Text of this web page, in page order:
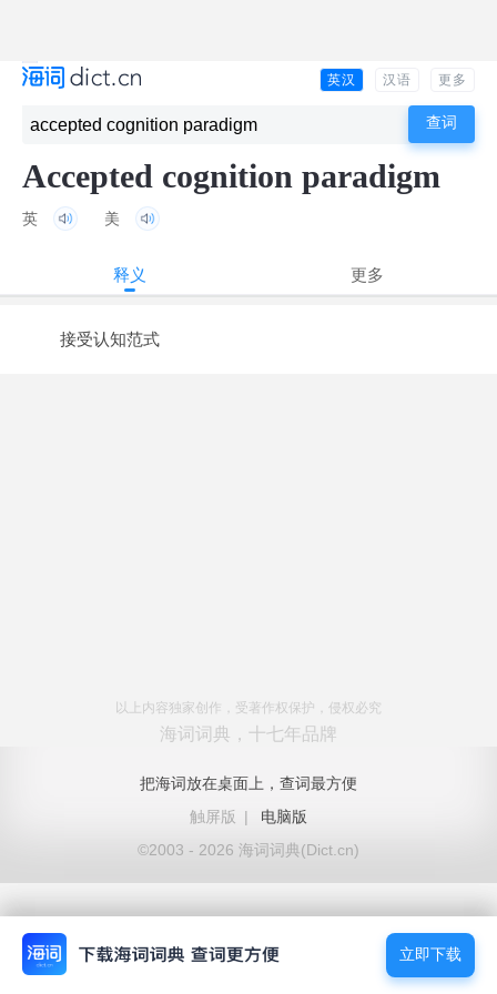
英汉 汉语 更多
Accepted cognition paradigm
英 美
释义 更多
接受认知范式
以上内容独家创作，受著作权保护，侵权必究
海词词典，十七年品牌
把海词放在桌面上，查词最方便
触屏版
|
电脑版
©2003 - 2026 海词词典(Dict.cn)
立即下载
立即下载